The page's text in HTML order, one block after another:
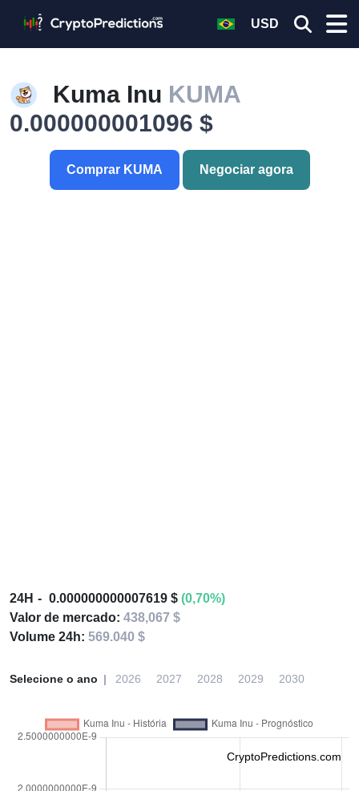
USD
Kuma Inu KUMA
0.000000001096 $
Comprar KUMA Negociar agora
24H 0.000000000007619 $ (0,70%)
Valor de mercado: 438,067 $
Volume 24h: 569.040 $
Selecione o ano 2026 2027 2028 2029 2030
CryptoPredictions.com